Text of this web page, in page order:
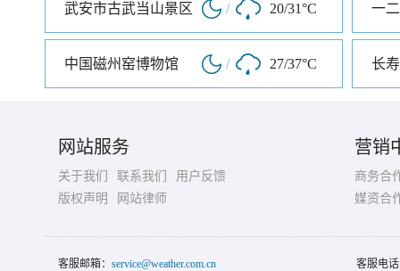
武安市古武当山景区 / 20/31°C 一
中国磁州窑博物馆 / 27/37°C 长
网站服务
关于我们 联系我们
用户反馈
版权声明
网站律师
营销
商务合
媒资合
客服邮箱： service@weather.com.cn 客服电